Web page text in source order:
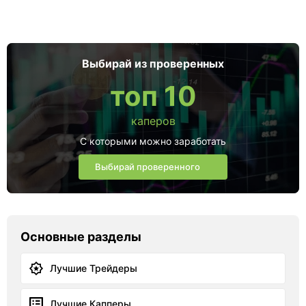
Выбирай из проверенных
топ 10
каперов
С которыми можно заработать
Выбирай проверенного
Основные разделы
Лучшие Трейдеры